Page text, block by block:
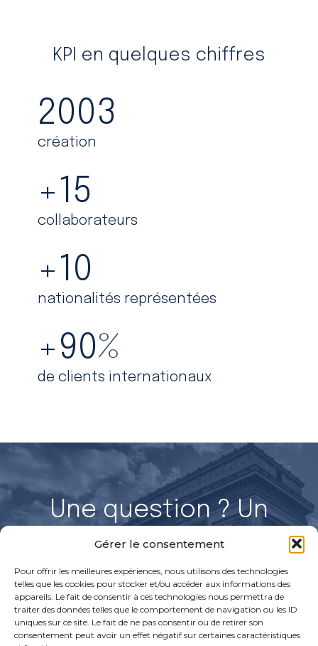
Gérer le consentement
Pour offrir les meilleures expériences, nous utilisons des technologies
telles que les cookies pour stocker et/ou accéder aux informations des
appareils. Le fait de consentir à ces technologies nous permettra de
traiter des données telles que le comportement de navigation ou les ID
uniques sur ce site. Le fait de ne pas consentir ou de retirer son
consentement peut avoir un effet négatif sur certaines caractéristiques
KPI en quelques chiffres
2003
création
+15
collaborateurs
+10
nationalités représentées
+90%
de clients internationaux
Une question ? Un
projet ?
Parlons-en !
Discuter avec un expert Rejoignez nos équipes